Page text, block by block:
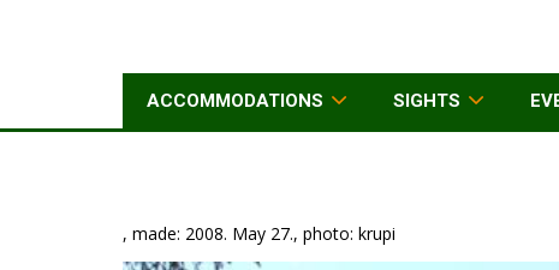
ACCOMMODATIONS SIGHTS
, made: 2008. May 27., photo: krupi